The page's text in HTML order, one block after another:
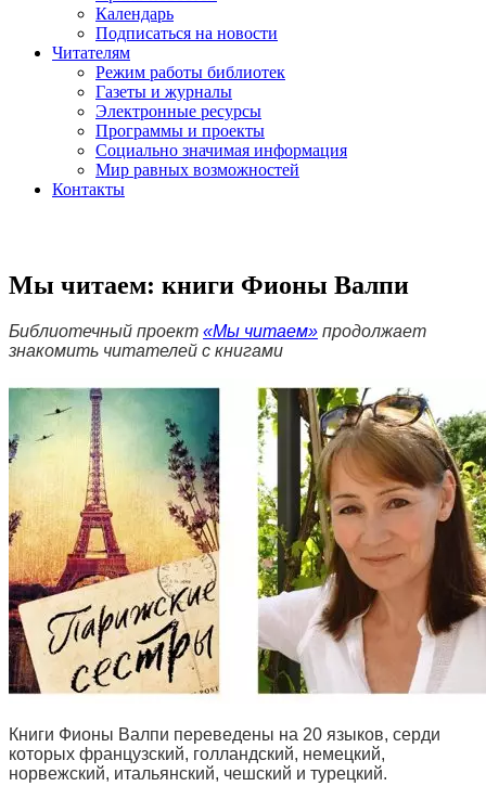
Календарь
Подписаться на новости
Читателям
Режим работы библиотек
Газеты и журналы
Электронные ресурсы
Программы и проекты
Социально значимая информация
Мир равных возможностей
Контакты
Мы читаем: книги Фионы Валпи
Библиотечный проект «Мы читаем» продолжает
знакомить читателей с книгами
Книги Фионы Валпи переведены на 20 языков, серди
которых французский, голландский, немецкий,
норвежский, итальянский, чешский и турецкий.